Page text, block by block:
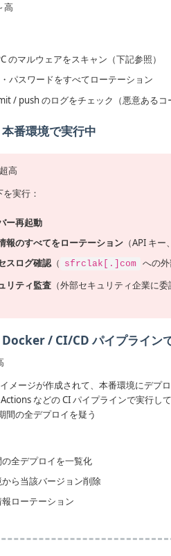
高
のマルウェアをスキャン（下記参照）
パスワードをすべてローテーション
/ push のログをチェック（悪意あるコ
番環境で実行中
高
実行：
ー再起動
報のすべてをローテーション （API キ
スログ確認（ sfrclak[.]com への
リティ監査 （外部セキュリティ企業に
Docker / CI/CD パイプライ
メージが作成されて、本番環境にデプ
などの CI パイプラインで実行し
間の全デプロイを疑う
全デプロイを一覧化
ら当該バージョン削除
ローテーション